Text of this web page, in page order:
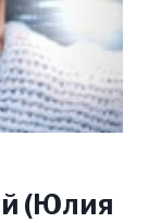
(Юлия